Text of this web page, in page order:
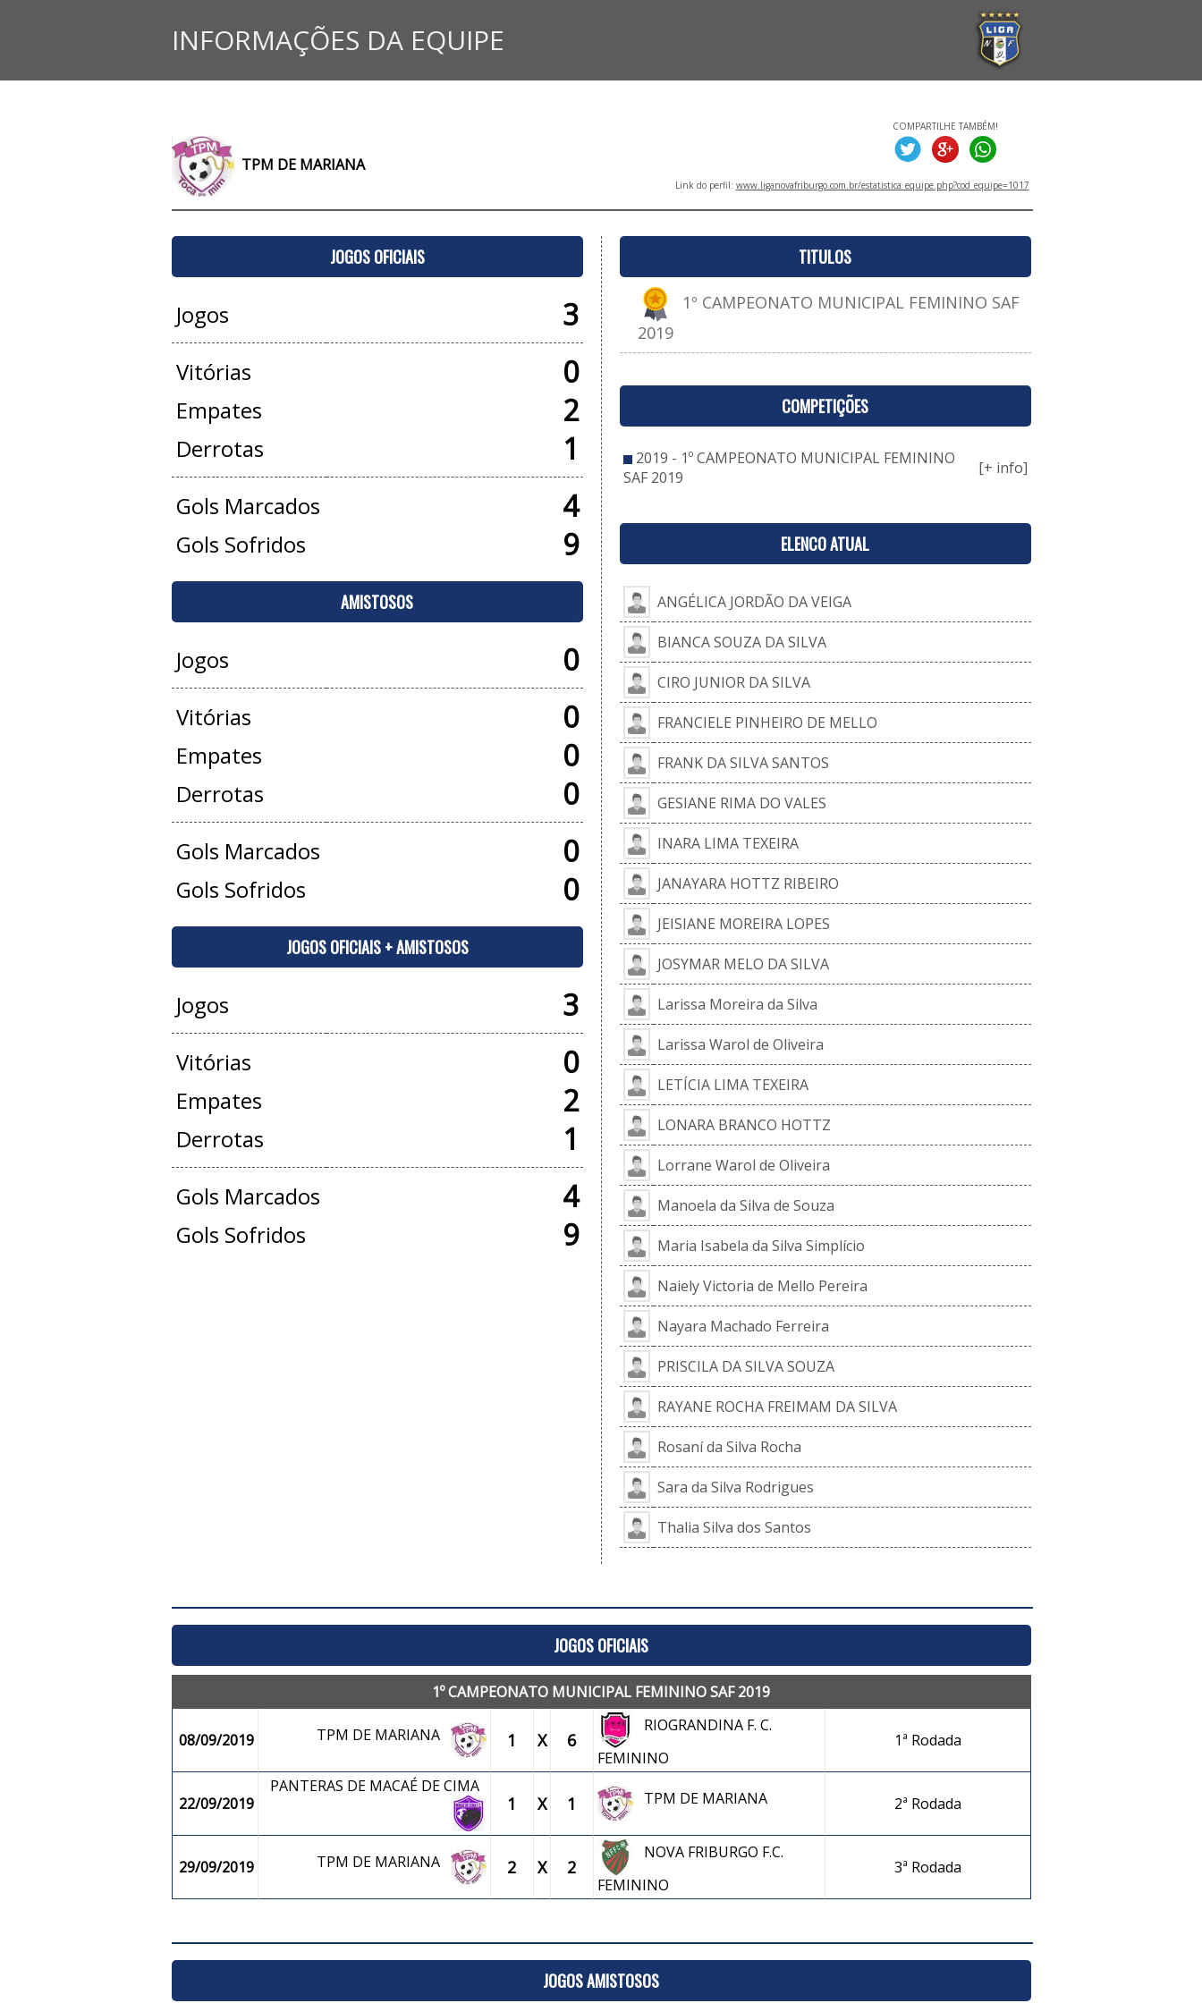
INFORMAÇÕES DA EQUIPE
TPM DE MARIANA
COMPARTILHE TAMBÉM!
Link do perfil: www.liganovafriburgo.com.br/estatistica_equipe.php?cod_equipe=1017
JOGOS OFICIAIS
Jogos 3
Vitórias 0
Empates 2
Derrotas 1
Gols Marcados 4
Gols Sofridos 9
AMISTOSOS
Jogos 0
Vitórias 0
Empates 0
Derrotas 0
Gols Marcados 0
Gols Sofridos 0
JOGOS OFICIAIS + AMISTOSOS
Jogos 3
Vitórias 0
Empates 2
Derrotas 1
Gols Marcados 4
Gols Sofridos 9
TITULOS
1º CAMPEONATO MUNICIPAL FEMININO SAF
2019
COMPETIÇÕES
2019 - 1º CAMPEONATO MUNICIPAL FEMININO
SAF 2019
[+ info]
ELENCO ATUAL
ANGÉLICA JORDÃO DA VEIGA
BIANCA SOUZA DA SILVA
CIRO JUNIOR DA SILVA
FRANCIELE PINHEIRO DE MELLO
FRANK DA SILVA SANTOS
GESIANE RIMA DO VALES
INARA LIMA TEXEIRA
JANAYARA HOTTZ RIBEIRO
JEISIANE MOREIRA LOPES
JOSYMAR MELO DA SILVA
Larissa Moreira da Silva
Larissa Warol de Oliveira
LETÍCIA LIMA TEXEIRA
LONARA BRANCO HOTTZ
Lorrane Warol de Oliveira
Manoela da Silva de Souza
Maria Isabela da Silva Simplício
Naiely Victoria de Mello Pereira
Nayara Machado Ferreira
PRISCILA DA SILVA SOUZA
RAYANE ROCHA FREIMAM DA SILVA
Rosaní da Silva Rocha
Sara da Silva Rodrigues
Thalia Silva dos Santos
JOGOS OFICIAIS
1º CAMPEONATO MUNICIPAL FEMININO SAF 2019
08/09/2019 TPM DE MARIANA 1 X 6
RIOGRANDINA F. C.
FEMININO
1ª Rodada
22/09/2019
PANTERAS DE MACAÉ DE CIMA
1 X 1 TPM DE MARIANA 2ª Rodada
29/09/2019 TPM DE MARIANA 2 X 2
NOVA FRIBURGO F.C.
FEMININO
3ª Rodada
JOGOS AMISTOSOS